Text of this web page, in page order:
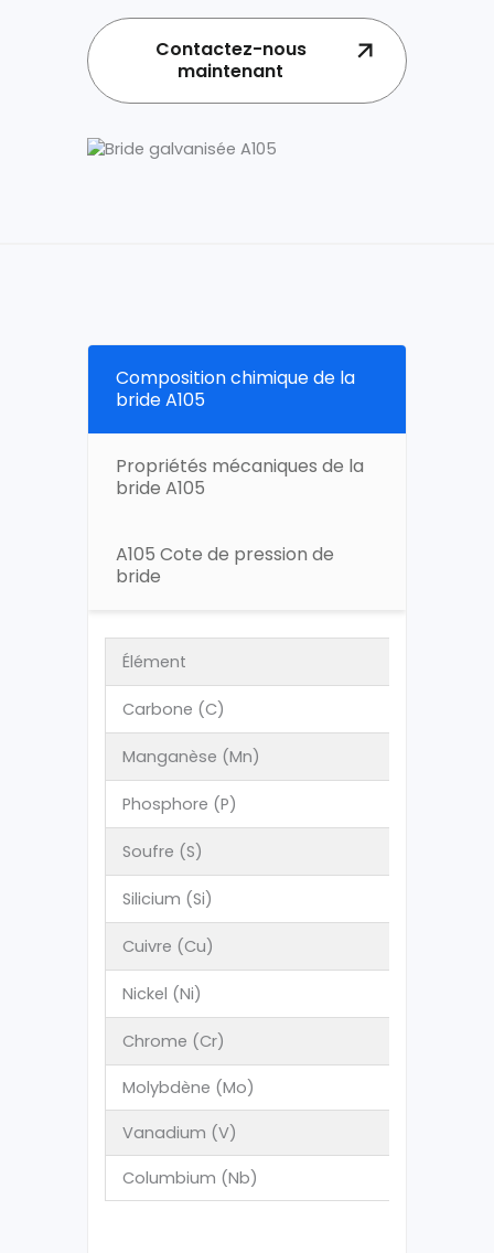
Contactez-nous
maintenant
Composition chimique de la
bride A105
Propriétés mécaniques de la
bride A105
A105 Cote de pression de
bride
Élément
Carbone (C)
Manganèse (Mn)
Phosphore (P)
Soufre (S)
Silicium (Si)
Cuivre (Cu)
Nickel (Ni)
Chrome (Cr)
Molybdène (Mo)
Vanadium (V)
Columbium (Nb)